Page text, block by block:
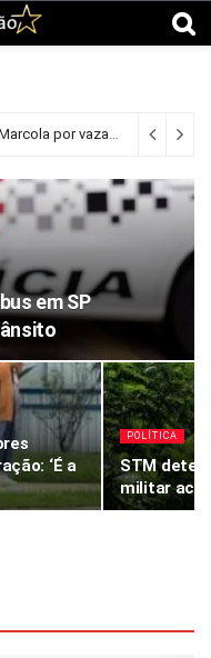
Senador pede quebra de sigilo de Marcola por vazamento da PF
em SP
‘É a
POLÍTICA
STM
militar